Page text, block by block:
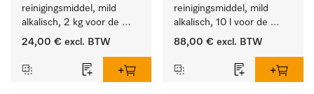
reinigingsmiddel, mild
alkalisch, 2 kg voor de
reiniging van sterk
bestek en glazen.
24,00 € excl. BTW
reinigingsmiddel, mild
alkalisch, 10 l voor de
reiniging van lichte
bestek en glazen.
88,00 € excl. BTW